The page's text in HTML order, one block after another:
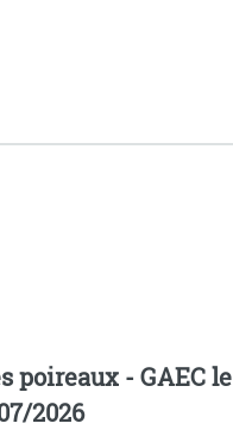
poireaux - GAEC le
2026